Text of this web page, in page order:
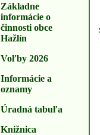
Základne
informácie o
činnosti obce
Hažlín
Voľby 2026
Informácie a
oznamy
Úradná tabuľa
Knižnica